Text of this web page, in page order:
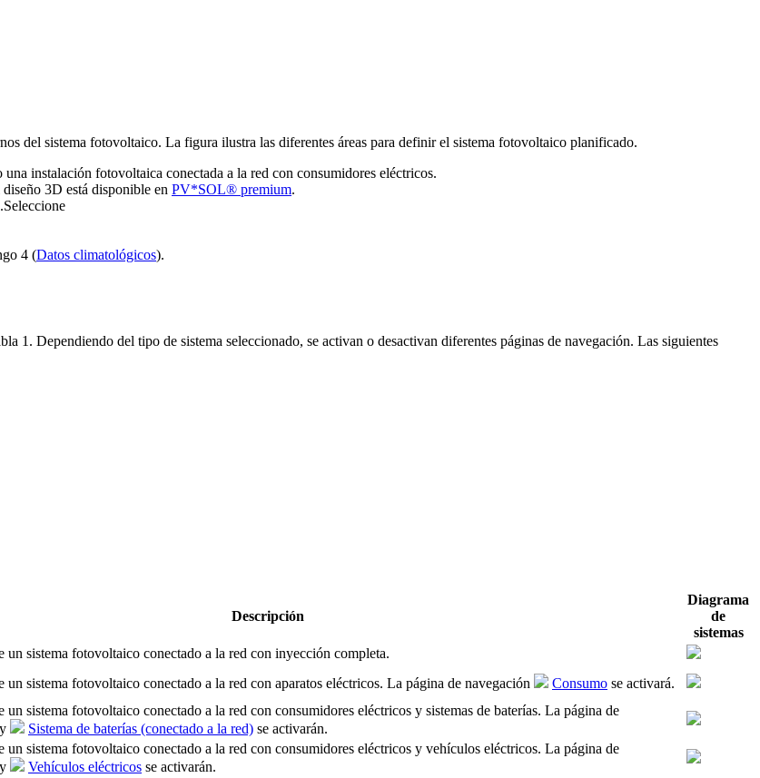
del sistema fotovoltaico. La figura ilustra las diferentes áreas para definir el sistema fotovoltaico planificado.
instalación fotovoltaica conectada a la red con consumidores eléctricos.
3D está disponible en PV*SOL® premium.
.Seleccione
4 (Datos climatológicos).
1. Dependiendo del tipo de sistema seleccionado, se activan o desactivan diferentes páginas de navegación. Las siguientes
Descripción
Diagrama
de
sistemas
un sistema fotovoltaico conectado a la red con inyección completa.
sistema fotovoltaico conectado a la red con aparatos eléctricos. La página de navegación Consumo se activará.
sistema fotovoltaico conectado a la red con consumidores eléctricos y sistemas de baterías. La página de
y Sistema de baterías (conectado a la red) se activarán.
un sistema fotovoltaico conectado a la red con consumidores eléctricos y vehículos eléctricos. La página de
y Vehículos eléctricos se activarán.